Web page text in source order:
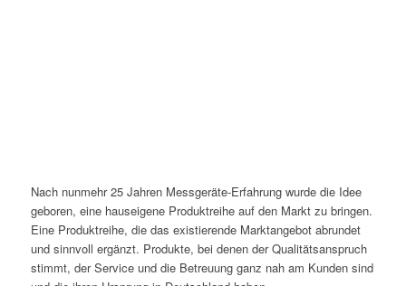
Nach nunmehr 25 Jahren Messgeräte-Erfahrung wurde die Idee
geboren, eine hauseigene Produktreihe auf den Markt zu bringen.
Eine Produktreihe, die das existierende Marktangebot abrundet
und sinnvoll ergänzt. Produkte, bei denen der Qualitätsanspruch
stimmt, der Service und die Betreuung ganz nah am Kunden sind